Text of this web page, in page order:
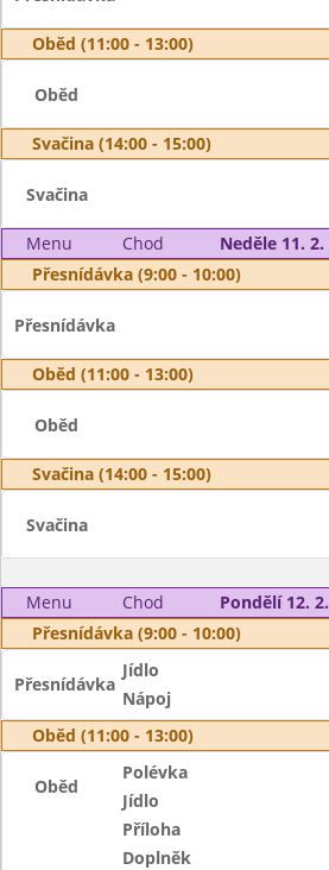
Oběd (11:00 - 13:00)
Oběd
Svačina (14:00 - 15:00)
Svačina
Menu Chod
Neděle 11. 2.
Přesnídávka (9:00 - 10:00)
Přesnídávka
Oběd (11:00 - 13:00)
Oběd
Svačina (14:00 - 15:00)
Svačina
Menu Chod
Pondělí 12.
Přesnídávka (9:00 - 10:00)
Přesnídávka
Jídlo
Nápoj
Oběd (11:00 - 13:00)
Oběd
Polévka
Jídlo
Příloha
Doplněk